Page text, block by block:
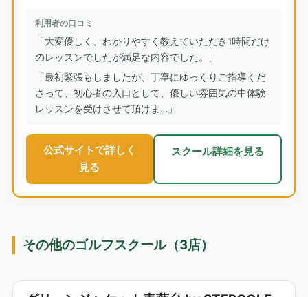
利用者の口コミ
「大変優しく、わかりやすく教えていただき1時間だけ
のレッスンでしたが満足な内容でした。」
「最初緊張もしましたが、丁寧にゆっくりご指導くだ
さって、初心者の入口として、優しい雰囲気の中体験
レッスンを受けさせて頂けま…」
公式サイトで詳しく
見る
スクール詳細を見る
その他のゴルフスクール（3店）